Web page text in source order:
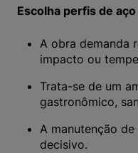
Escolha perfis de
A obra demanda
impacto ou
Trata-se de um
gastronômico,
A manutenção
decisivo.